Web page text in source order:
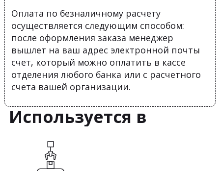
Оплата по безналичному расчету
осуществляется следующим способом:
после оформления заказа менеджер
вышлет на ваш адрес электронной почты
счет, который можно оплатить в кассе
отделения любого банка или с расчетного
счета вашей организации.
Используется в